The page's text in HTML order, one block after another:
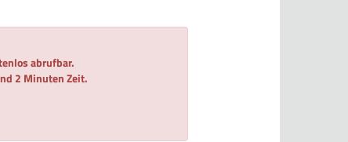
abrufbar.
2 Minuten Zeit.